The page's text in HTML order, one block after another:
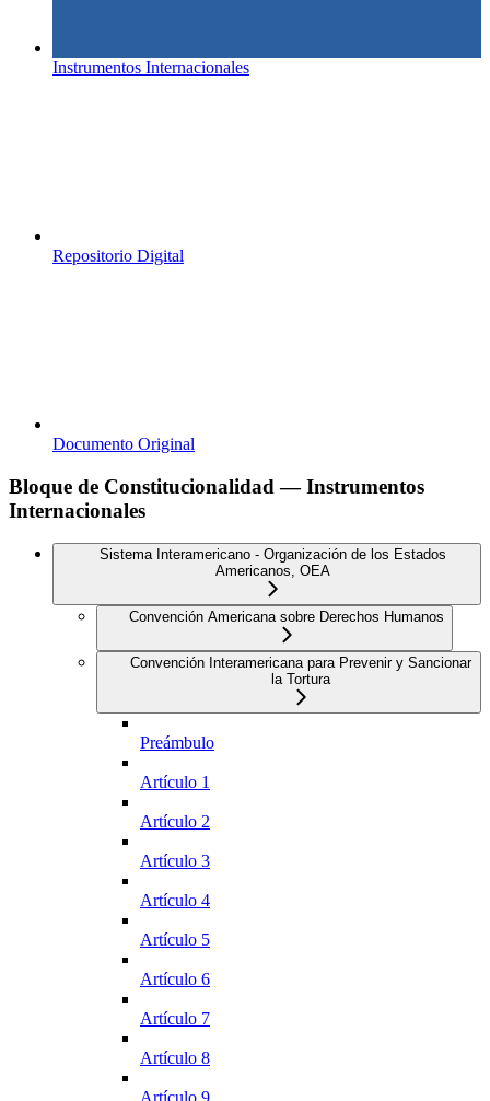
Instrumentos Internacionales
Repositorio Digital
Documento Original
Bloque de Constitucionalidad — Instrumentos
Internacionales
Sistema Interamericano - Organización de los Estados
Americanos, OEA
Convención Americana sobre Derechos Humanos
Convención Interamericana para Prevenir y Sancionar
la Tortura
Preámbulo
Artículo 1
Artículo 2
Artículo 3
Artículo 4
Artículo 5
Artículo 6
Artículo 7
Artículo 8